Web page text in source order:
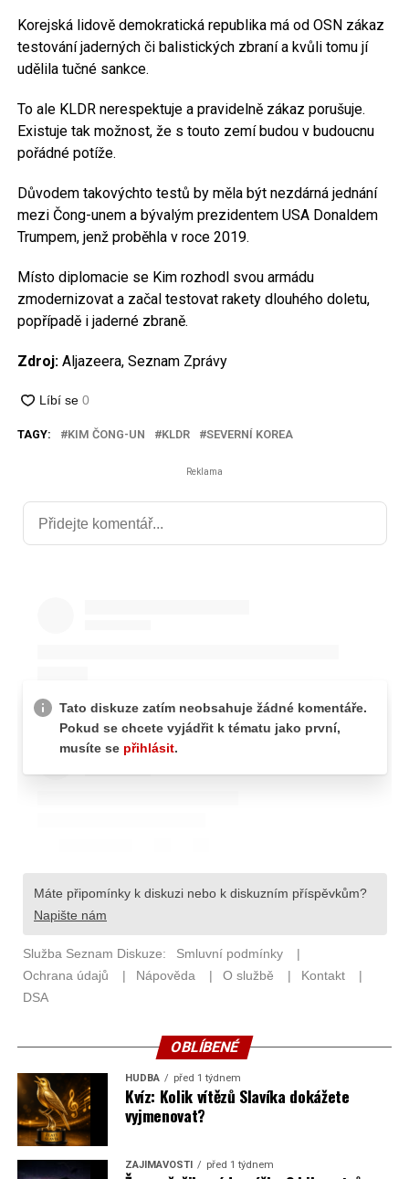
Korejská lidově demokratická republika má od OSN zákaz
testování jaderných či balistických zbraní a kvůli tomu jí
udělila tučné sankce.
To ale KLDR nerespektuje a pravidelně zákaz porušuje.
Existuje tak možnost, že s touto zemí budou v budoucnu
pořádné potíže.
Důvodem takovýchto testů by měla být nezdárná jednání
mezi Čong-unem a bývalým prezidentem USA Donaldem
Trumpem, jenž proběhla v roce 2019.
Místo diplomacie se Kim rozhodl svou armádu
zmodernizovat a začal testovat rakety dlouhého doletu,
popřípadě i jaderné zbraně.
Zdroj:Aljazeera, Seznam Zprávy
TAGY: KIM ČONG-UN KLDR SEVERNÍ KOREA
Reklama
OBLÍBENÉ
HUDBA před 1 týdnem
Kvíz: Kolik vítězů Slavíka dokážete
vyjmenovat?
ZAJÍMAVOSTI před 1 týdnem